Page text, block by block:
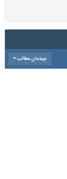
چیدمان مطالب